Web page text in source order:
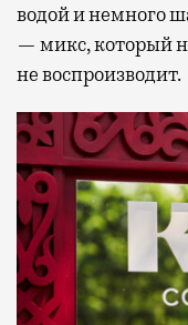
водой и немного
— микс, который
не воспроизводит.